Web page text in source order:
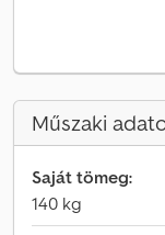
Műszaki
Saját tömeg:
140 kg